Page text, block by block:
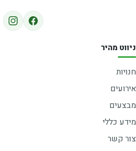
ניווט מהיר
חנויות
אירועים
מבצעים
מידע כללי
צור קשר